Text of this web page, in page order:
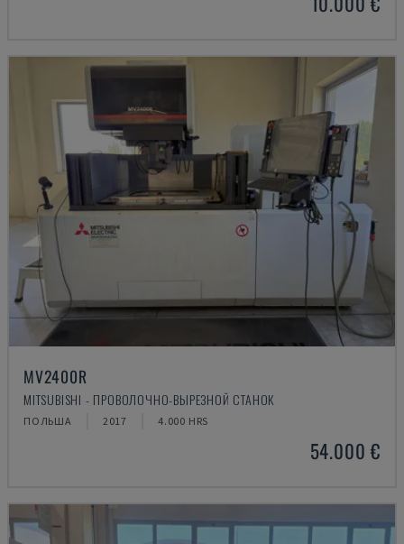
MV2400R
MITSUBISHI - ПРОВОЛОЧНО-ВЫРЕЗНОЙ СТАНОК
ПОЛЬША 2017 4.000 HRS
54.000 €